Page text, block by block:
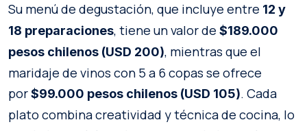
Su menú de degustación, que incluye entre 12 y
18 preparaciones, tiene un valor de $189.000
pesos chilenos (USD 200), mientras que el
maridaje de vinos con 5 a 6 copas se ofrece
por$99.000 pesos chilenos (USD 105). Cada
plato combina creatividad y técnica de cocina, lo